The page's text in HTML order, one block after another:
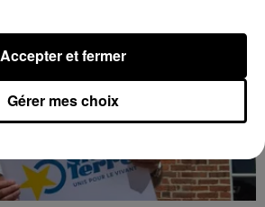
Gérer mes choix
Accepter et fermer